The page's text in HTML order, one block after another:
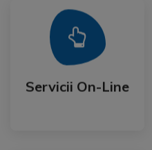
Servicii On-Line
Servicii On-Line
Mai Mult